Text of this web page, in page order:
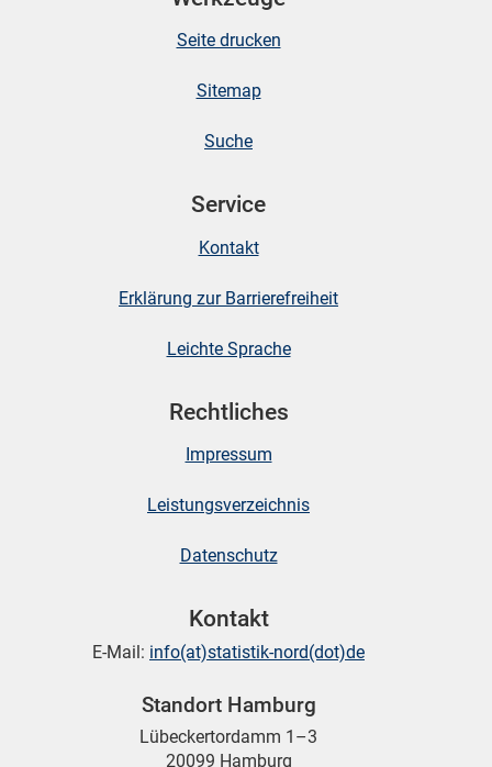
Seite drucken
Sitemap
Suche
Service
Kontakt
Erklärung zur Barrierefreiheit
Leichte Sprache
Rechtliches
Impressum
Leistungsverzeichnis
Datenschutz
Kontakt
E-Mail: info(at)statistik-nord(dot)de
Standort Hamburg
Lübeckertordamm 1–3
20099 Hamburg